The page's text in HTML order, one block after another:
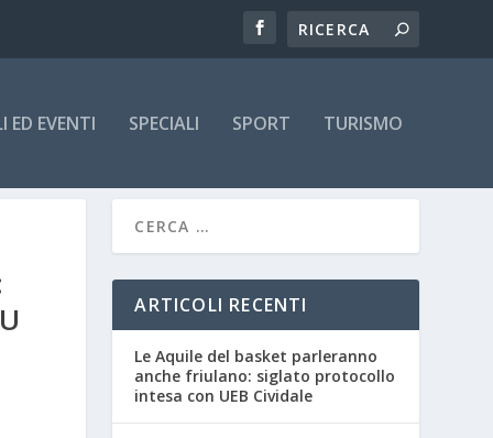
ED EVENTI SPECIALI SPORT TURISMO
ARTICOLI RECENTI
Le Aquile del basket parleranno
anche friulano: siglato protocollo
intesa con UEB Cividale